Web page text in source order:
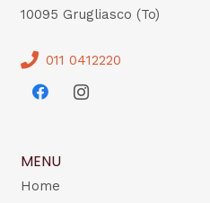
10095 Grugliasco (To)
011 0412220
MENU
Home